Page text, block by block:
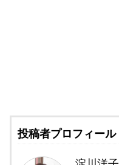
投稿者プロフィール